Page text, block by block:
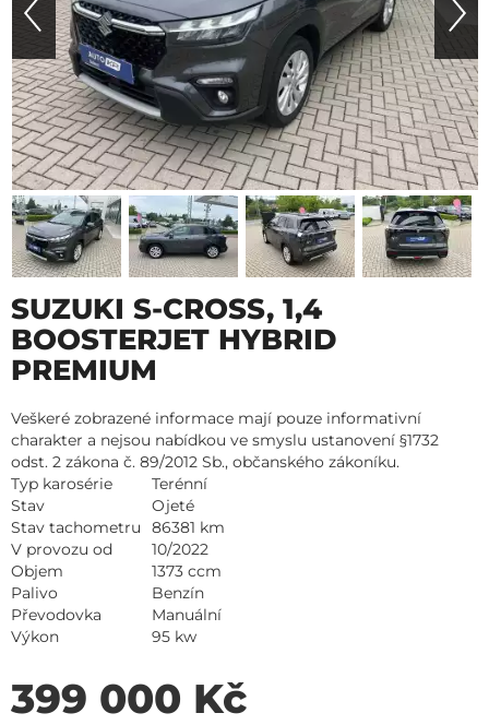
SUZUKI S-CROSS, 1,4
BOOSTERJET HYBRID
PREMIUM
Veškeré zobrazené informace mají pouze informativní
charakter a nejsou nabídkou ve smyslu ustanovení §1732
odst. 2 zákona č. 89/2012 Sb., občanského zákoníku.
Typ karosérie
Terénní
Stav
Ojeté
Stav tachometru
86381 km
V provozu od
10/2022
Objem
1373 ccm
Palivo
Benzín
Převodovka
Manuální
Výkon
95 kw
399 000 Kč